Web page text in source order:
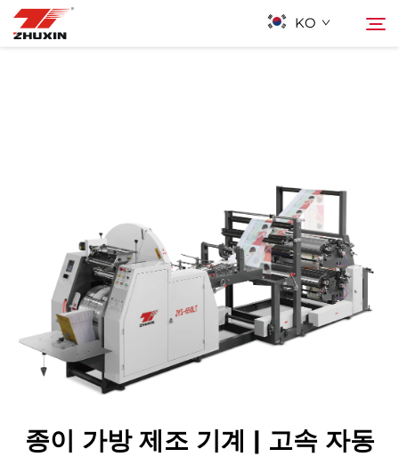
KO
연락하기
자주 묻는 질문
종이 가방 제조 기계 | 고속 자동